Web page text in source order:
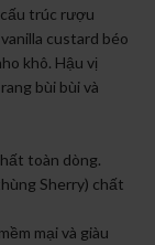
trúc rượu
custard béo
khô. Hậu vị
bùi bùi và
toàn dòng.
Sherry) chất
mại và giàu